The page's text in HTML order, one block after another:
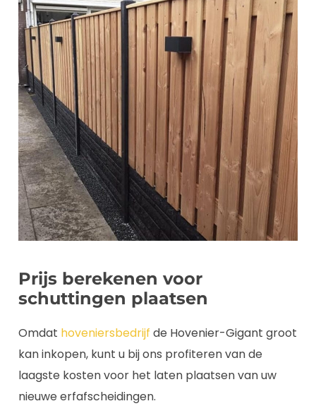
Prijs berekenen voor
schuttingen plaatsen
Omdat hoveniersbedrijf de Hovenier-Gigant groot
kan inkopen, kunt u bij ons profiteren van de
laagste kosten voor het laten plaatsen van uw
nieuwe erfafscheidingen.